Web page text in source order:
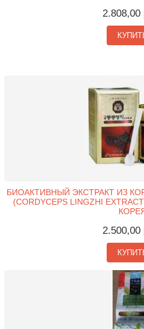
2.808,00
БИОАКТИВНЫЙ ЭКСТРАКТ ИЗ
(CORDYCEPS LINGZHI
2.500,00